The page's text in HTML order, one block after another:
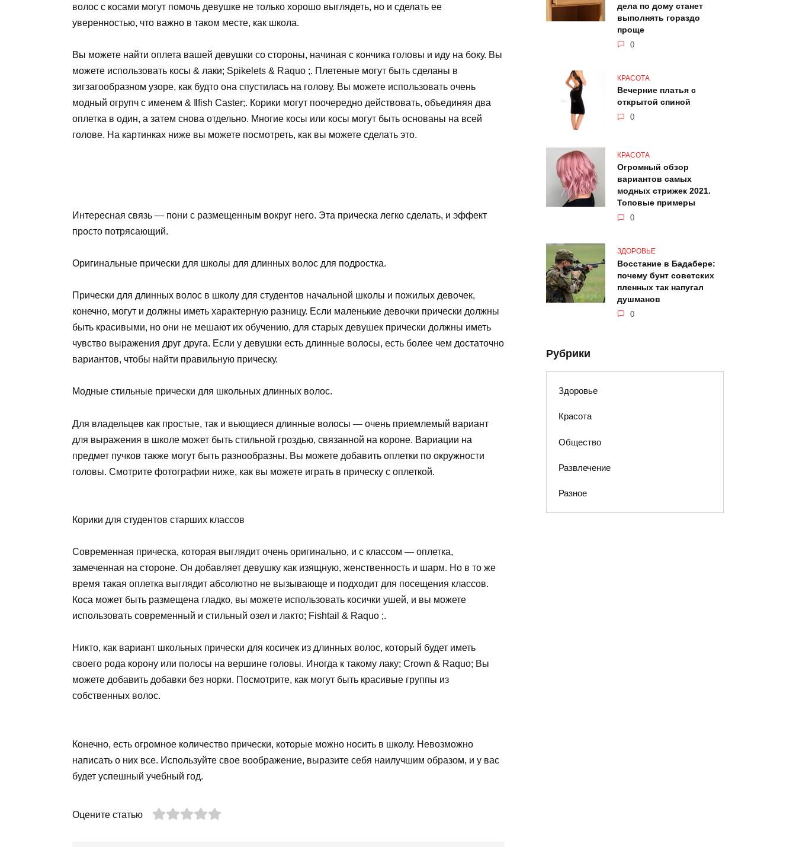
волос с косами могут помочь девушке не только хорошо выглядеть, но и сделать ее
уверенностью, что важно в таком месте, как школа.
Вы можете найти оплета вашей девушки со стороны, начиная с кончика головы и иду на боку. Вы
можете использовать косы & лаки; Spikelets & Raquo ;. Плетеные могут быть сделаны в
зигзагообразном узоре, как будто она спустилась на голову. Вы можете использовать очень
модный огрупч с именем & ‖fish Caster;. Корики могут поочередно действовать, объединяя два
оплетка в один, а затем снова отдельно. Многие косы или косы могут быть основаны на всей
голове. На картинках ниже вы можете посмотреть, как вы можете сделать это.
Интересная связь — пони с размещенным вокруг него. Эта прическа легко сделать, и эффект
просто потрясающий.
Оригинальные прически для школы для длинных волос для подростка.
Прически для длинных волос в школу для студентов начальной школы и пожилых девочек,
конечно, могут и должны иметь характерную разницу. Если маленькие девочки прически должны
быть красивыми, но они не мешают их обучению, для старых девушек прически должны иметь
чувство выражения друг друга. Если у девушки есть длинные волосы, есть более чем достаточно
вариантов, чтобы найти правильную прическу.
Модные стильные прически для школьных длинных волос.
Для владельцев как простые, так и вьющиеся длинные волосы — очень приемлемый вариант
для выражения в школе может быть стильной гроздью, связанной на короне. Вариации на
предмет пучков также могут быть разнообразны. Вы можете добавить оплетки по окружности
головы. Смотрите фотографии ниже, как вы можете играть в прическу с оплеткой.
Корики для студентов старших классов
Современная прическа, которая выглядит очень оригинально, и с классом — оплетка,
замеченная на стороне. Он добавляет девушку как изящную, женственность и шарм. Но в то же
время такая оплетка выглядит абсолютно не вызывающе и подходит для посещения классов.
Коса может быть размещена гладко, вы можете использовать косички ушей, и вы можете
использовать современный и стильный озел и лакто; Fishtail & Raquo ;.
Никто, как вариант школьных прически для косичек из длинных волос, который будет иметь
своего рода корону или полосы на вершине головы. Иногда к такому лаку; Crown & Raquo; Вы
можете добавить добавки без норки. Посмотрите, как могут быть красивые группы из
собственных волос.
Конечно, есть огромное количество прически, которые можно носить в школу. Невозможно
написать о них все. Используйте свое воображение, выразите себя наилучшим образом, и у вас
будет успешный учебный год.
Оцените статью
дела по дому станет
выполнять гораздо
проще
0
КРАСОТА
Вечерние платья с
открытой спиной
0
КРАСОТА
Огромный обзор
вариантов самых
модных стрижек 2021.
Топовые примеры
0
ЗДОРОВЬЕ
Восстание в Бадабере:
почему бунт советских
пленных так напугал
душманов
0
Рубрики
Здоровье
Красота
Общество
Развлечение
Разное